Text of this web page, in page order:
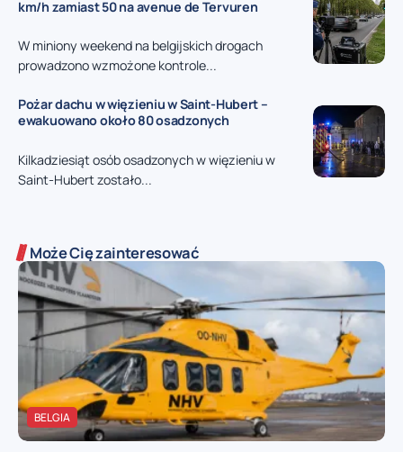
km/h zamiast 50 na avenue de Tervuren
W miniony weekend na belgijskich drogach
prowadzono wzmożone kontrole...
Pożar dachu w więzieniu w Saint-Hubert –
ewakuowano około 80 osadzonych
Kilkadziesiąt osób osadzonych w więzieniu w
Saint-Hubert zostało...
Może Cię zainteresować
BELGIA